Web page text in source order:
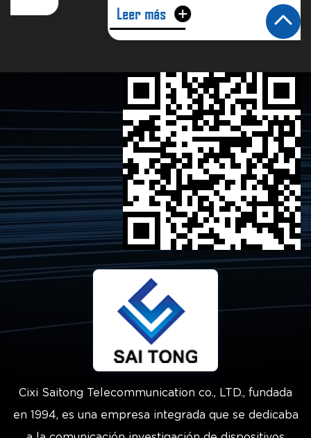
Leer más
Cixi Saitong Telecommunication co., LTD., fundada
en 1994, es una empresa integrada que se dedicaba